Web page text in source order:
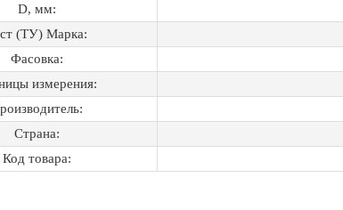
D, мм:
(ТУ) Марка:
Фасовка:
измерения:
Страна:
Код товара: